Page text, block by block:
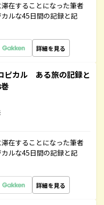
在することになった筆者
ルな45日間の記録と記
詳細を見る
ピカル ある旅の記録と
在することになった筆者
ルな45日間の記録と記
詳細を見る